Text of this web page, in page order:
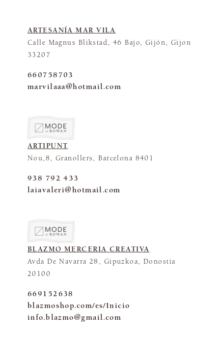
ARTESANÍA MAR VILA
Calle Magnus Blikstad, 46 Bajo, Gijón, Gijon
33207
660758703
marvilaaa@hotmail.com
ARTIPUNT
Nou,8, Granollers, Barcelona 8401
938 792 433
laiavaleri@hotmail.com
BLAZMO MERCERIA CREATIVA
Avda De Navarra 28, Gipuzkoa, Donostia
20100
669152638
blazmoshop.com/es/Inicio
info.blazmo@gmail.com